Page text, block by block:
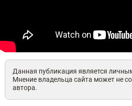
Данная публикация является
Мнение владельца сайта может не
автора.